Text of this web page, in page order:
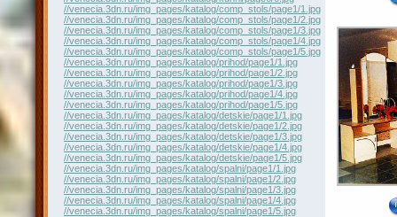
//venecia.3dn.ru/img_pages/katalog/comp_stols/page1/1.jpg
//venecia.3dn.ru/img_pages/katalog/comp_stols/page1/2.jpg
//venecia.3dn.ru/img_pages/katalog/comp_stols/page1/3.jpg
//venecia.3dn.ru/img_pages/katalog/comp_stols/page1/4.jpg
//venecia.3dn.ru/img_pages/katalog/comp_stols/page1/5.jpg
//venecia.3dn.ru/img_pages/katalog/prihod/page1/1.jpg
//venecia.3dn.ru/img_pages/katalog/prihod/page1/2.jpg
//venecia.3dn.ru/img_pages/katalog/prihod/page1/3.jpg
//venecia.3dn.ru/img_pages/katalog/prihod/page1/4.jpg
//venecia.3dn.ru/img_pages/katalog/prihod/page1/5.jpg
//venecia.3dn.ru/img_pages/katalog/detskie/page1/1.jpg
//venecia.3dn.ru/img_pages/katalog/detskie/page1/2.jpg
//venecia.3dn.ru/img_pages/katalog/detskie/page1/3.jpg
//venecia.3dn.ru/img_pages/katalog/detskie/page1/4.jpg
//venecia.3dn.ru/img_pages/katalog/detskie/page1/5.jpg
//venecia.3dn.ru/img_pages/katalog/spalni/page1/1.jpg
//venecia.3dn.ru/img_pages/katalog/spalni/page1/2.jpg
//venecia.3dn.ru/img_pages/katalog/spalni/page1/3.jpg
//venecia.3dn.ru/img_pages/katalog/spalni/page1/4.jpg
//venecia.3dn.ru/img_pages/katalog/spalni/page1/5.jpg